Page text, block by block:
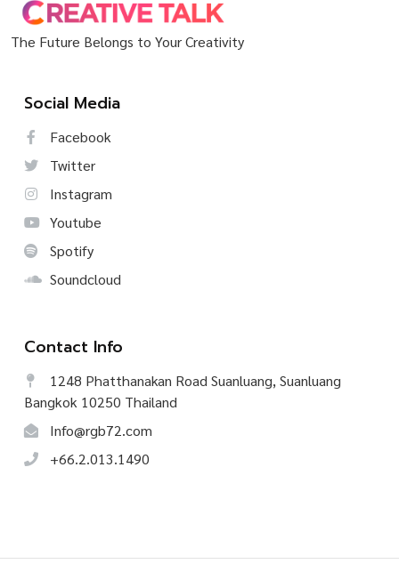
The Future Belongs to Your Creativity
Social Media
Facebook
Twitter
Instagram
Youtube
Spotify
Soundcloud
Contact Info
1248 Phatthanakan Road Suanluang, Suanluang
Bangkok 10250 Thailand
Info@rgb72.com
+66.2.013.1490